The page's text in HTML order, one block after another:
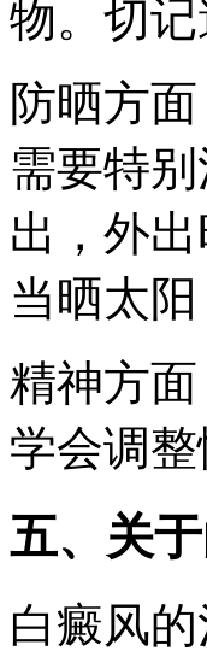
物。切
防晒方
需要特
出，外
当晒太
精神方
学会调
五、关
白癜风